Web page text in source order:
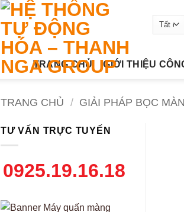
TRANG CHỦ GIỚI THIỆU
TRANG CHỦ / GIẢI PHÁP BỌC
TƯ VẤN TRỰC TUYẾN
0925.19.16.18